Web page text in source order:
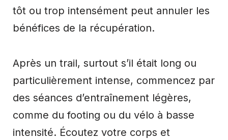
tôt ou trop intensément peut annuler les
bénéfices de la récupération.
Après un trail, surtout s’il était long ou
particulièrement intense, commencez par
des séances d’entraînement légères,
comme du footing ou du vélo à basse
intensité. Écoutez votre corps et